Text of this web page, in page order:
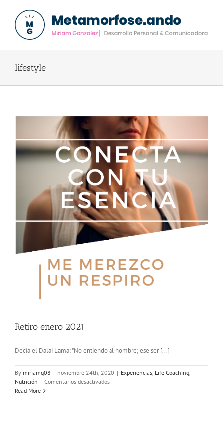
lifestyle
Retiro enero 2021
Decía el Dalai Lama: "No entiendo al hombre; ese ser [...]
By miriamg08 | noviembre 24th, 2020 | Experiencias, Life Coaching,
Nutrición | Comentarios desactivados
Read More